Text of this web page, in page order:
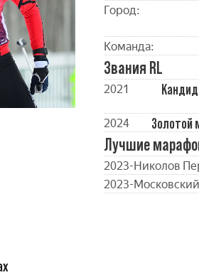
Город:
Команда:
Звания RL
2021
2024 Золотой
Лучшие
2023-Николов
2023-